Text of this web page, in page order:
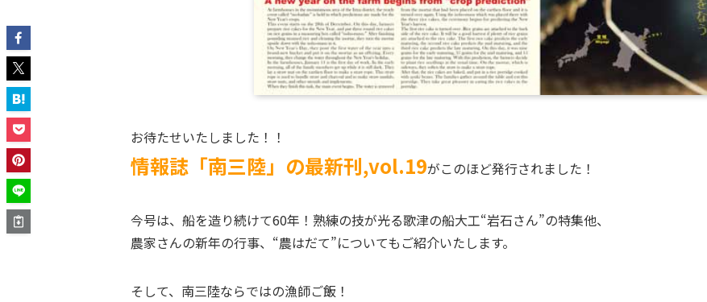
お待たせいたしました！！
情報誌「南三陸」の最新刊,vol.19がこのほど発行されました！
今号は、船を造り続けて60年！熟練の技が光る歌津の船大工“岩石さん”の特集他、
農家さんの新年の行事、“農はだて”についてもご紹介いたします。
そして、南三陸ならではの漁師ご飯！